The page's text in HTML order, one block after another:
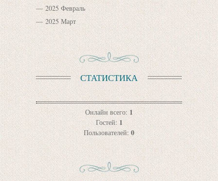
2025 Февраль
2025 Март
СТАТИСТИКА
Онлайн всего: 1
Гостей: 1
Пользователей: 0